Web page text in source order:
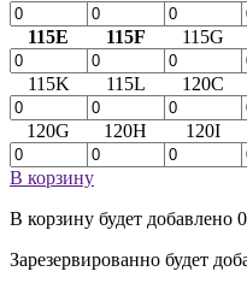
115E 115F 115G
115K 115L 120C
120G 120H 120I
В корзину
В корзину будет добавлено 0
Зарезервированно будет